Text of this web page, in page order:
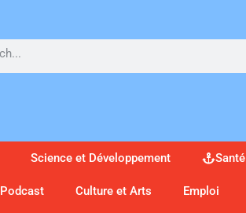
Science et Développement Santé
Podcast Culture et Arts Emploi